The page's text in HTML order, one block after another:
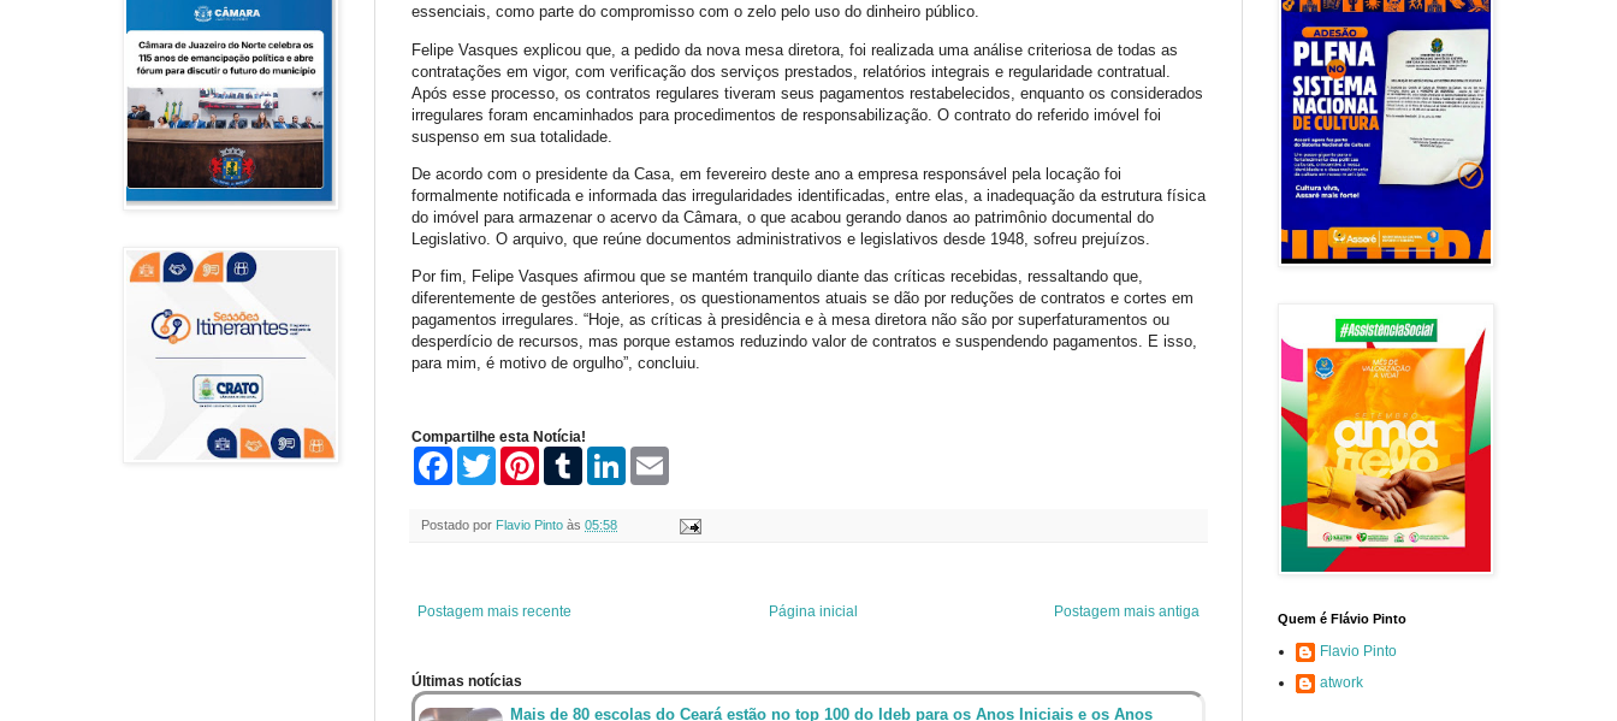
essenciais, como parte do compromisso com o zelo pelo uso do dinheiro público.
Felipe Vasques explicou que, a pedido da nova mesa diretora, foi realizada uma análise criteriosa de todas as
contratações em vigor, com verificação dos serviços prestados, relatórios integrais e regularidade contratual.
Após esse processo, os contratos regulares tiveram seus pagamentos restabelecidos, enquanto os considerados
irregulares foram encaminhados para procedimentos de responsabilização. O contrato do referido imóvel foi
suspenso em sua totalidade.
De acordo com o presidente da Casa, em fevereiro deste ano a empresa responsável pela locação foi
formalmente notificada e informada das irregularidades identificadas, entre elas, a inadequação da estrutura física
do imóvel para armazenar o acervo da Câmara, o que acabou gerando danos ao patrimônio documental do
Legislativo. O arquivo, que reúne documentos administrativos e legislativos desde 1948, sofreu prejuízos.
Por fim, Felipe Vasques afirmou que se mantém tranquilo diante das críticas recebidas, ressaltando que,
diferentemente de gestões anteriores, os questionamentos atuais se dão por reduções de contratos e cortes em
pagamentos irregulares. “Hoje, as críticas à presidência e à mesa diretora não são por superfaturamentos ou
desperdício de recursos, mas porque estamos reduzindo valor de contratos e suspendendo pagamentos. E isso,
para mim, é motivo de orgulho”, concluiu.
Compartilhe esta Notícia!
b
w
t
e
t
l
Postado por Flavio Pinto às 05:58
Postagem mais recente Postagem mais antiga
Página inicial
Últimas notícias
Mais de 80 escolas do Ceará estão no top 100 do Ideb para os Anos Iniciais e os Anos
Quem é Flávio Pinto
Flavio Pinto
atwork